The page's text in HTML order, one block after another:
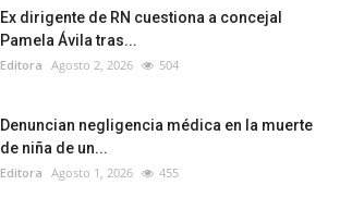
Ex dirigente de RN cuestiona a concejal
Pamela Ávila tras...
Editora Agosto 2, 2026 504
Denuncian negligencia médica en la muerte
de niña de un...
Editora Agosto 1, 2026 455